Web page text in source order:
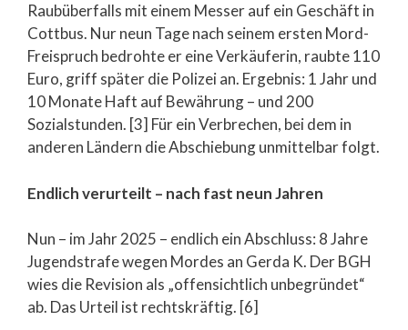
Raubüberfalls mit einem Messer auf ein Geschäft in
Cottbus. Nur neun Tage nach seinem ersten Mord-
Freispruch bedrohte er eine Verkäuferin, raubte 110
Euro, griff später die Polizei an. Ergebnis: 1 Jahr und
10 Monate Haft auf Bewährung – und 200
Sozialstunden. [3] Für ein Verbrechen, bei dem in
anderen Ländern die Abschiebung unmittelbar folgt.
Endlich verurteilt – nach fast neun Jahren
Nun – im Jahr 2025 – endlich ein Abschluss: 8 Jahre
Jugendstrafe wegen Mordes an Gerda K. Der BGH
wies die Revision als „offensichtlich unbegründet“
ab. Das Urteil ist rechtskräftig. [6]